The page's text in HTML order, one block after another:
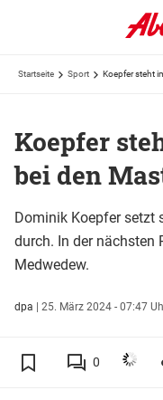
Startseite Sport Koepfer steht
Koepfer
bei den
Dominik Koepfer setzt
durch. In der nächsten
Medwedew.
dpa | 25. März 2024 - 07:47
0